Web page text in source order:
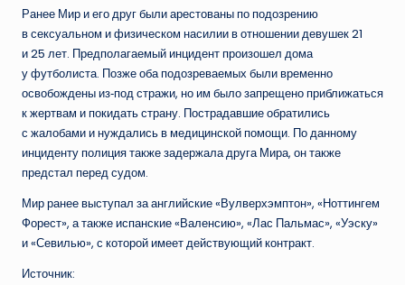
Ранее Мир и его друг были арестованы по подозрению
в сексуальном и физическом насилии в отношении девушек 21
и 25 лет. Предполагаемый инцидент произошел дома
у футболиста. Позже оба подозреваемых были временно
освобождены из‑под стражи, но им было запрещено приближаться
к жертвам и покидать страну. Пострадавшие обратились
с жалобами и нуждались в медицинской помощи. По данному
инциденту полиция также задержала друга Мира, он также
предстал перед судом.
Мир ранее выступал за английские «Вулверхэмптон», «Ноттингем
Форест», а также испанские «Валенсию», «Лас Пальмас», «Уэску»
и «Севилью», с которой имеет действующий контракт.
Источник: